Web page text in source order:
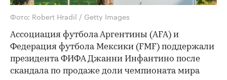
Фото: Robert Hradil / Getty Images
Ассоциация футбола Аргентины (AFA) и
Федерация футбола Мексики (FMF) поддержали
президента ФИФА Джанни Инфантино после
скандала по продаже доли чемпионата мира